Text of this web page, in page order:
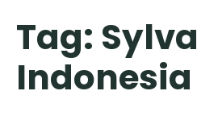
Tag: Sylva
Indonesia